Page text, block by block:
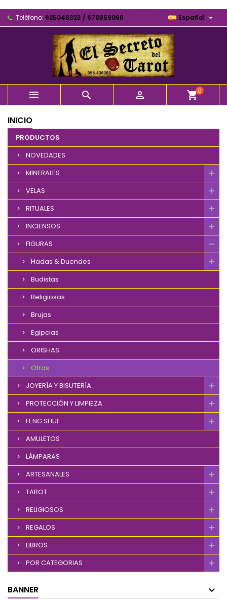
Teléfono: 625048323 / 670859068 Español 
   shopping_cart0
INICIO
PRODUCTOS
NOVEDADES
MINERALES
VELAS
RITUALES
INCIENSOS
FIGURAS
Hadas & Duendes
Budistas
Religiosas
Brujas
Egipcias
ORISHAS
Otras
JOYERÍA Y BISUTERÍA
PROTECCIÓN Y LIMPIEZA
FENG SHUI
AMULETOS
LÁMPARAS
ARTESANALES
TAROT
RELIGIOSOS
REGALOS
LIBROS
POR CATEGORIAS
BANNER